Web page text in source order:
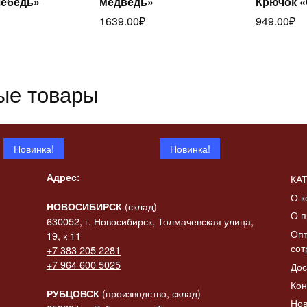
далее
1639.00₽
949.00₽
товары
Новинка!
далее
Новинка!
Статуэтка «Коза с
баяном»
баяном»
Адрес:
НОВОСИБИРСК (склад)
630052, г. Новосибирск, Толмачевская улица,
19, к 11
+7 383 205 2281
+7 964 600 5025
РУБЦОВСК (производство, склад)
О
О